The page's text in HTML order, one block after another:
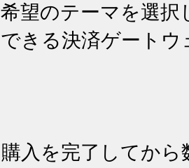
希望のテーマを選択
できる決済ゲートウ
購入を完了してか